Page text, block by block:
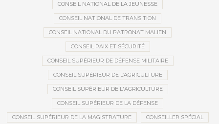
CONSEIL NATIONAL DE LA JEUNESSE
CONSEIL NATIONAL DE TRANSITION
CONSEIL NATIONAL DU PATRONAT MALIEN
CONSEIL PAIX ET SÉCURITÉ
CONSEIL SUPÉRIEUR DE DÉFENSE MILITAIRE
CONSEIL SUPÉRIEUR DE L’AGRICULTURE
CONSEIL SUPÉRIEUR DE L'AGRICULTURE
CONSEIL SUPÉRIEUR DE LA DÉFENSE
CONSEIL SUPÉRIEUR DE LA MAGISTRATURE CONSEILLER SPÉCIAL